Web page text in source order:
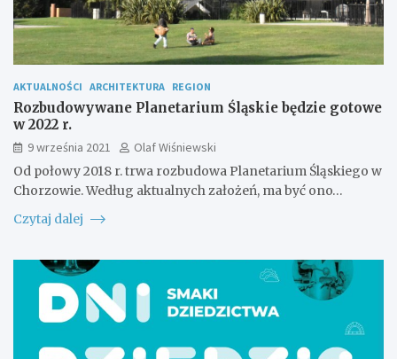
AKTUALNOŚCI ARCHITEKTURA REGION
Rozbudowywane Planetarium Śląskie będzie gotowe
w 2022 r.
9 września 2021
Olaf Wiśniewski
Od połowy 2018 r. trwa rozbudowa Planetarium Śląskiego w
Chorzowie. Według aktualnych założeń, ma być ono…
Czytaj dalej